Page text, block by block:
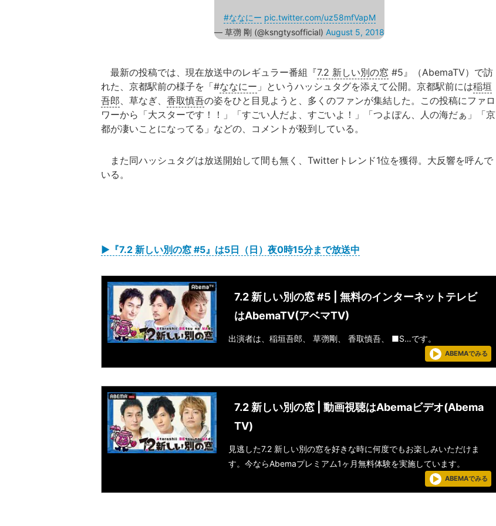
#ななにー pic.twitter.com/uz58mfVapM
— 草彅 剛 (@ksngtysofficial) August 5, 2018
最新の投稿では、現在放送中のレギュラー番組『7.2 新しい別の窓 #5』（AbemaTV）で訪
れた、京都駅前の様子を「#ななにー 」というハッシュタグを添えて公開。京都駅前には稲垣
吾郎、草なぎ、 香取慎吾の姿をひと目見ようと、多くのファンが集結した。この投稿にファロ
ワーから「大スターです！！」「すごい人だよ、すごいよ！」「つよぽん、人の海だぁ」「京
都が凄いことになってる」などの、コメントが殺到している。
また同ハッシュタグは放送開始して間も無く、Twitterトレンド1位を獲得。大反響を呼んで
いる。
▶『7.2 新しい別の窓 #5』は5日（日）夜0時15分まで放送中
7.2 新しい別の窓 #5 | 無料のインターネットテレビ
はAbemaTV(アベマTV)
出演者は、稲垣吾郎、 草彅剛、 香取慎吾、 ■S…です。
ABEMAでみる
7.2 新しい別の窓 | 動画視聴はAbemaビデオ(Abema
TV)
見逃した7.2 新しい別の窓を好きな時に何度でもお楽しみいただけま
す。今ならAbemaプレミアム1ヶ月無料体験を実施しています。
ABEMAでみる